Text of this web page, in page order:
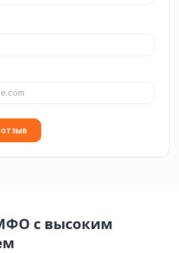
с высоким